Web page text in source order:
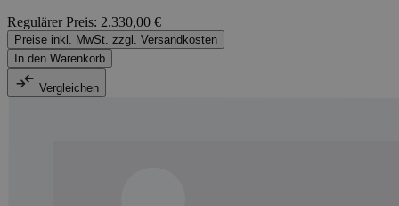
Regulärer Preis: 2.330,00 €
Preise inkl. MwSt. zzgl. Versandkosten
In den Warenkorb
Vergleichen